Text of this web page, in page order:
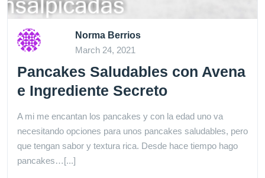
Norma Berrios
March 24, 2021
Pancakes Saludables con Avena
e Ingrediente Secreto
A mi me encantan los pancakes y con la edad uno va
necesitando opciones para unos pancakes saludables, pero
que tengan sabor y textura rica. Desde hace tiempo hago
pancakes…[...]